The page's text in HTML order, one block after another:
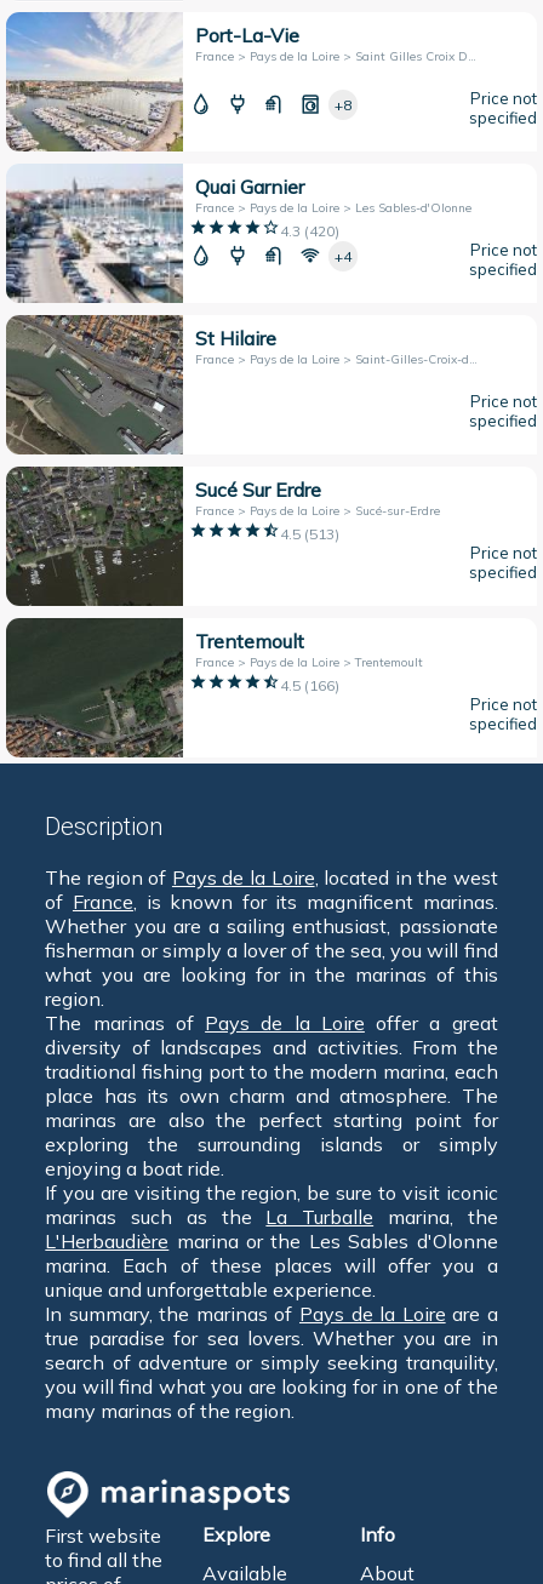
Port-La-Vie
France > Pays de la Loire > Saint Gilles Croix De Vie
+8
Price not
specified
Quai Garnier
France > Pays de la Loire > Les Sables-d'Olonne
4.3 (420)
+4
Price not
specified
St Hilaire
France > Pays de la Loire > Saint-Gilles-Croix-de-Vie
Price not
specified
Sucé Sur Erdre
France > Pays de la Loire > Sucé-sur-Erdre
4.5(513)
Price not
specified
Trentemoult
France > Pays de la Loire > Trentemoult
4.5( 166)
Price not
specified
Description
The region of Pays de la Loire, located in the west
of France, is known for its magnificent marinas.
Whether you are a sailing enthusiast, passionate
fisherman or simply a lover of the sea, you will find
what you are looking for in the marinas of this
region.
The marinas of Pays de la Loire offer a great
diversity of landscapes and activities. From the
traditional fishing port to the modern marina, each
place has its own charm and atmosphere. The
marinas are also the perfect starting point for
exploring the surrounding islands or simply
enjoying a boat ride.
If you are visiting the region, be sure to visit iconic
marinas such as the La Turballe marina, the
L'Herbaudière marina or the Les Sables d'Olonne
marina. Each of these places will offer you a
unique and unforgettable experience.
In summary, the marinas of Pays de la Loire are a
true paradise for sea lovers. Whether you are in
search of adventure or simply seeking tranquility,
you will find what you are looking for in one of the
many marinas of the region.
First website
to find all the
Explore
Available
Info
About